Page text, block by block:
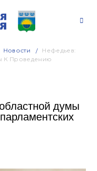
Новости
Нефедьев:
К Проведению
думы